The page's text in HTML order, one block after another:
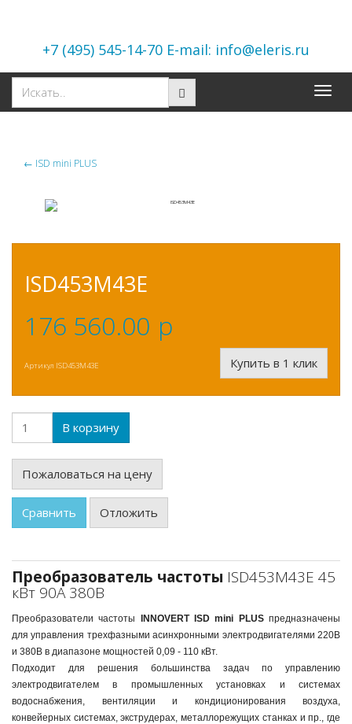
+7 (495) 545-14-70 E-mail: info@eleris.ru
Toggle
← ISD mini PLUS
ISD453M43E
176 560.00 p
Купить в 1 клик
Артикул ISD453M43E
В корзину
Пожаловаться на цену
Сравнить Отложить
Преобразователь частоты ISD453M43E 45
кВт 90А 380В
Преобразователи частоты INNOVERT ISD mini PLUSпредназначены
для управления трехфазными асинхронными электродвигателями 220В
и 380В в диапазоне мощностей 0,09 - 110 кВт.
Подходит для решения большинства задач по управлению
электродвигателем в промышленных установках и системах
водоснабжения, вентиляции и кондиционирования воздуха,
конвейерных системах, экструдерах, металлорежущих станках и пр., где